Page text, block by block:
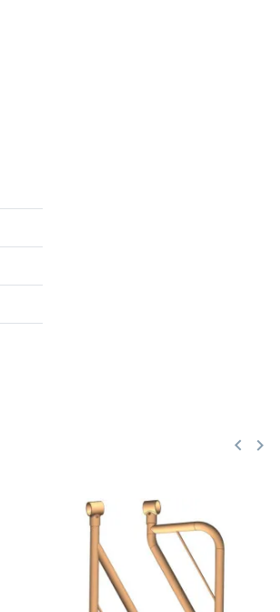
keyboard_arrow_left keyboard_arrow_right